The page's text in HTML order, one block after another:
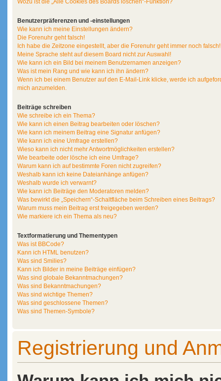
Wozu ist die „Alle Cookies des Boards löschen“-Funktion?
Benutzerpräferenzen und -einstellungen
Wie kann ich meine Einstellungen ändern?
Die Forenuhr geht falsch!
Ich habe die Zeitzone eingestellt, aber die Forenuhr geht immer noch falsch!
Meine Sprache steht auf diesem Board nicht zur Auswahl!
Wie kann ich ein Bild bei meinem Benutzernamen anzeigen?
Was ist mein Rang und wie kann ich ihn ändern?
Wenn ich bei einem Benutzer auf den E-Mail-Link klicke, werde ich
mich anzumelden.
Beiträge schreiben
Wie schreibe ich ein Thema?
Wie kann ich einen Beitrag bearbeiten oder löschen?
Wie kann ich meinem Beitrag eine Signatur anfügen?
Wie kann ich eine Umfrage erstellen?
Wieso kann ich nicht mehr Antwortmöglichkeiten erstellen?
Wie bearbeite oder lösche ich eine Umfrage?
Warum kann ich auf bestimmte Foren nicht zugreifen?
Weshalb kann ich keine Dateianhänge anfügen?
Weshalb wurde ich verwarnt?
Wie kann ich Beiträge den Moderatoren melden?
Was bewirkt die „Speichern“-Schaltfläche beim Schreiben eines Beitrags?
Warum muss mein Beitrag erst freigegeben werden?
Wie markiere ich ein Thema als neu?
Textformatierung und Thementypen
Was ist BBCode?
Kann ich HTML benutzen?
Was sind Smilies?
Kann ich Bilder in meine Beiträge einfügen?
Was sind globale Bekanntmachungen?
Was sind Bekanntmachungen?
Was sind wichtige Themen?
Was sind geschlossene Themen?
Was sind Themen-Symbole?
Registrierung und